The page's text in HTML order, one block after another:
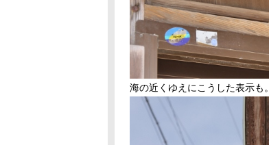
海の近くゆえにこうした表示も。